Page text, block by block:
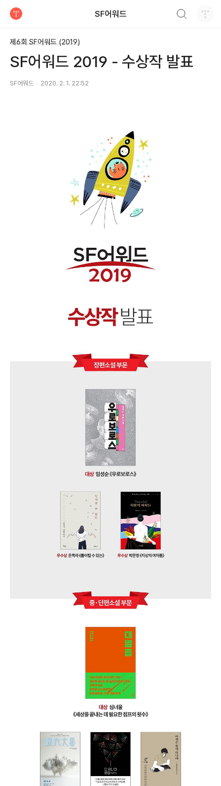
SF어워드
제6회 SF어워드 (2019)
SF어워드 2019 - 수상작 발표
SF어워드 2020. 2. 1. 22:52